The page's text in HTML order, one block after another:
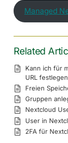
Managed
Related
Kann ich für
URL
Freien
Gruppen
Nextcloud
User in
2FA für